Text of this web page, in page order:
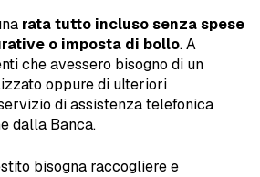
rata tutto incluso senza spese
o imposta di bollo. A
che avessero bisogno di un
oppure di ulteriori
di assistenza telefonica
dalla Banca.
bisogna raccogliere e